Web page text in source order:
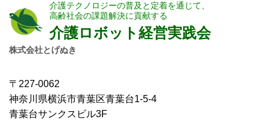
介護テクノロジーの普及と定着を通じて、
高齢社会の課題解決に貢献する
介護ロボット経営実践会
株式会社とげぬき
〒227-0062
神奈川県横浜市青葉区青葉台1-5-4
青葉台サンクスビル3F